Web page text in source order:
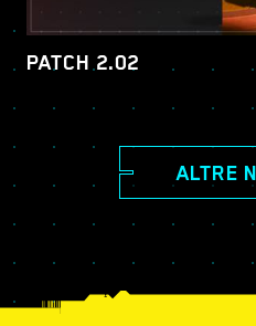
PATCH 2.02
ALTRE